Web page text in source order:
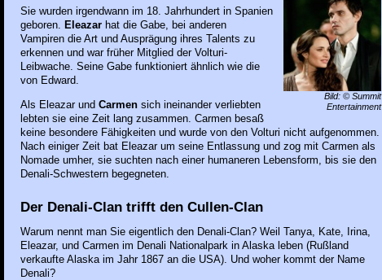
Bild: © Summit
Entertainment
Sie wurden irgendwann im 18. Jahrhundert in Spanien
geboren.
Eleazar hat die Gabe, bei anderen
Vampiren die Art und Ausprägung ihres Talents zu
erkennen und war früher Mitglied der Volturi-
Leibwache. Seine Gabe funktioniert ähnlich wie die
von Edward.
Als Eleazar und Carmen sich ineinander verliebten
lebten sie eine Zeit lang zusammen. Carmen besaß
keine besondere Fähigkeiten und wurde von den Volturi nicht aufgenommen.
Nach einiger Zeit bat Eleazar um seine Entlassung und zog mit Carmen als
Nomade umher, sie suchten nach einer humaneren Lebensform, bis sie den
Denali-Schwestern begegneten.
Der Denali-Clan trifft den Cullen-Clan
Warum nennt man Sie eigentlich den Denali-Clan? Weil Tanya, Kate, Irina,
Eleazar, und Carmen im Denali Nationalpark in Alaska leben (Rußland
verkaufte Alaska im Jahr 1867 an die USA). Und woher kommt der Name
Denali?